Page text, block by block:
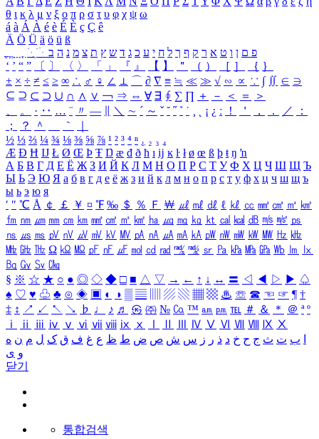
θ ι κ λ μ ν ξ ο π ρ σ τ υ φ χ ψ ω
á à Á À é è É È ç Ç ê
Ä Ö Ü ä ö ü ß
ִֶֹ ֻּ ׁׂ פ ם ן ו ט א ר ק ף ך ל ח י ע כ ג ד ש ץ ת צ מ נ ה ב
‘ ’ “ ” 〔 〕 〈 〉 「 」 『 』 【 】 ＂ （ ） ［ ］ ｛ ｝
± × ÷ ≠ ≤ ≥ ∞ ∴ ♂ ♀ ∠ ⊥ ⌒ ∂ ∇ ≡ ≒ ≪ ≫ √ ∽ ∝ ∵ ∫ ∬ ∈ ∋
⊆ ⊇ ⊂ ⊃ ∪ ∩ ∧ ∨ ￢ ⇒ ⇔ ∀ ∃ ∮ ∑ ∏ ＋ － ＜ ＝
＞
、
。 · ‥ … ¨ 〃 ― ＼ ∼ ´ ～ ˇ ˘ ˝ ˚ ˙ ¸ ¡ ¿ ː ！ ＇ ， ． ／
：
；
？ ＾ ｀
½ ⅓ ⅔ ¼ ¾ ⅛ ⅜ ⅝ ⅞ ¹ ² ³ ⁴ ⁿ ₁ ₂ ₃ ₄
Æ Ð Ħ Ĳ Ł Ø Œ Þ Ŧ Ŋ æ đ ð ħ ı ĳ ĸ ŀ ł ø œ ß þ ŧ ŋ ŉ
А Б В Г Д Е Ё Ж З И Й К Л М Н О П Р С Т У Ф Х Ц Ч Ш Щ Ъ
Ы Ь Э Ю Я а б в г д е ё ж з и й к л м н о п р с т у ф х ц ч ш щ ъ
ы ь э ю я
′ ″ ℃ Å ￠ ￡ ￥ ¤ ℉ ‰ ＄ ％ Ｆ ￦ ㎕ ㎖ ㎗ ℓ ㎘ ㏄ ㎣ ㎤ ㎥ ㎦
㎙ ㎚ ㎛ ㎜ ㎝ ㎞ ㎟ ㎠ ㎡ ㎢ ㏊ ㎍ ㎎ ㎏ ㏏ ㎈ ㎉ ㏈ ㎧ ㎨ ㎰
㎱ ㎲ ㎳ ㎴ ㎵ ㎶ ㎷ ㎸ ㎹ ㎀ ㎁ ㎂ ㎃ ㎄ ㎺ ㎻ ㎽ ㎾ ㎿ ㎐ ㎑
㎒ ㎓ ㎔ Ω ㏀ ㏁ ㎊ ㎋ ㎌ ㏖ ㏅ ㎭ ㎮ ㎯ ㏛ ㎩ ㎪ ㎫ ㎬ ㏝ ㏐
㏓
㏃ ㏉ ㏜ ㏆
§ ※ ☆ ★ ○ ● ◎ ◇ ◆ □ ■ △ ▽ → ← ↑ ↓ ↔ 〓 ◁ ◀ ▷ ▶ ♤
♠ ♡ ♥ ♧ ♣ ⊙ ◈ ▣ ◐ ◑ ▒ ▤ ▨ ▧ ▦ ▩ ♨ ☏ ☎ ☜ ☞ ¶ †
‡ ↕ ↗ ↙ ↖ ↘ ♭ ♩ ♪ ♬ ㉿ ㈜ № ㏇ ™ ㏂ ㏘ ℡ ＃ ＆ ＊ ＠ ª º
ⅰ
ⅱ ⅲ ⅳ ⅴ ⅵ ⅶ ⅷ ⅸ ⅹ Ⅳ Ⅴ Ⅵ Ⅶ Ⅷ Ⅸ Ⅹ
ب ت ث ج ح خ د ذ ر ز س ش ص ض ط ظ ع غ ف ق ک ل م ن ه
و ی
닫기
통합검색